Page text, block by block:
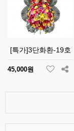
[특가]3단화환-19호
45,000원